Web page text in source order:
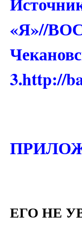
«Я»//
3.http://
ЕГО НЕ